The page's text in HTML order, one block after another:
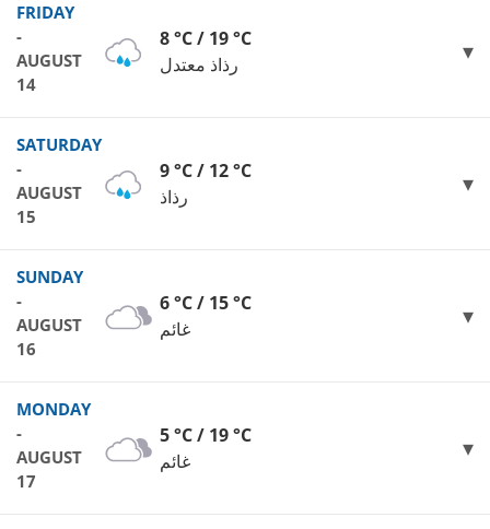
FRIDAY
-
AUGUST
14
8 °C / 19 °C
رذاذ معتدل
SATURDAY
-
AUGUST
15
9 °C / 12 °C
رذاذ
SUNDAY
-
AUGUST
16
6 °C / 15 °C
غائم
MONDAY
-
AUGUST
17
5 °C / 19 °C
غائم